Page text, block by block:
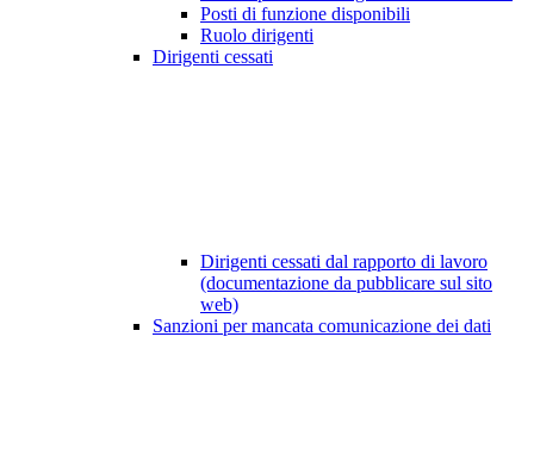
Posti di funzione disponibili
Ruolo dirigenti
Dirigenti cessati
Dirigenti cessati dal rapporto di lavoro
(documentazione da pubblicare sul sito
web)
Sanzioni per mancata comunicazione dei dati